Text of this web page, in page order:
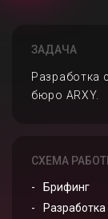
ЗАДАЧА
Разработка
бюро ARXY.
СХЕМА
Брифинг